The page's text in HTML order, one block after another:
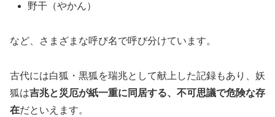
野干（やかん）
など、さまざまな呼び名で呼び分けています。
古代には白狐・黒狐を瑞兆として献上した記録もあり、妖
狐は吉兆と災厄が紙一重に同居する、不可思議で危険な存
在だといえます。